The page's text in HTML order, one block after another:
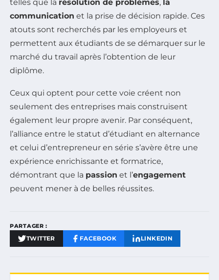
telles que la résolution de problèmes, la
communication et la prise de décision rapide. Ces
atouts sont recherchés par les employeurs et
permettent aux étudiants de se démarquer sur le
marché du travail après l’obtention de leur
diplôme.
Ceux qui optent pour cette voie créent non
seulement des entreprises mais construisent
également leur propre avenir. Par conséquent,
l’alliance entre le statut d’étudiant en alternance
et celui d’entrepreneur en série s’avère être une
expérience enrichissante et formatrice,
démontrant que la passion et l’engagement
peuvent mener à de belles réussites.
PARTAGER :
TWITTER FACEBOOK LINKEDIN